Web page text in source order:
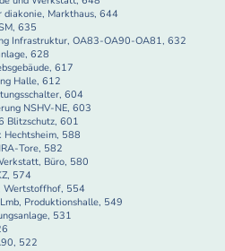
diakonie, Markthaus, 644
635
Infrastruktur, OA83-OA90-OA81, 632
628
617
Halle, 612
604
NSHV-NE, 603
Blitzschutz, 601
Hechtsheim, 588
Tore, 582
Büro, 580
574
Wertstoffhof, 554
Produktionshalle, 549
531
522